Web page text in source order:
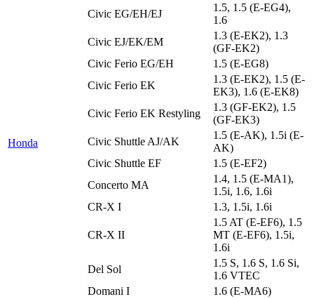
Honda
Civic EG/EH/EJ
1.5, 1.5 (E-EG4),
1.6
Civic EJ/EK/EM
1.3 (E-EK2), 1.3
(GF-EK2)
Civic Ferio EG/EH
1.5 (E-EG8)
Civic Ferio EK
1.3 (E-EK2), 1.5 (E-
EK3), 1.6 (E-EK8)
Civic Ferio EK Restyling
1.3 (GF-EK2), 1.5
(GF-EK3)
Civic Shuttle AJ/AK
1.5 (E-AK), 1.5i (E-
AK)
Civic Shuttle EF
1.5 (E-EF2)
Concerto MA
1.4, 1.5 (E-MA1),
1.5i, 1.6, 1.6i
CR-X I
1.3, 1.5i, 1.6i
CR-X II
1.5 AT (E-EF6), 1.5
MT (E-EF6), 1.5i,
1.6i
Del Sol
1.5 S, 1.6 S, 1.6 Si,
1.6 VTEC
Domani I
1.6 (E-MA6)